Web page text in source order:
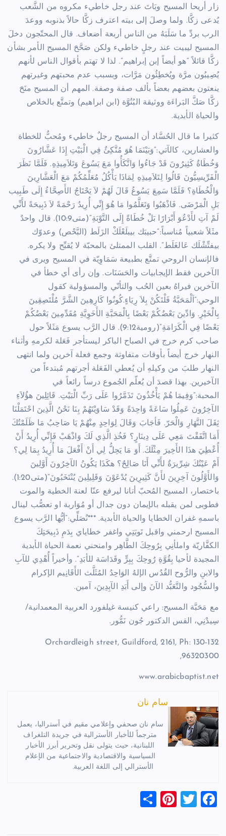
زار أريحا المسيح وبَاتَ عند رجل خاطيء مكروه من الشَّعب
يُدعى زكَّا. ولما وصلَ إلى بيته اعترف زكَّا حالاً بذنوبه ووعدَ
الرب بردِّ ما سَلَبَهُ من الناس أربعة أضعاف. قال المحتّجون دخلَ
المسيح ليبيت عند رجلٍ خاطيء ولكن صَحَّحَ المسيح الأمر بشأن
زكَّا قائلاً “هو أيضاً إبن إبراهيم”. لذا لا تهتم بأقوال الناس لأنهم
يُصِيبُون مرَّة ويُخطِئُون مَرَّات، وبسبب عدم محبتهم وغيرتهم
ينعتون بعضهم بعضاً بألف صفة وصفة. المهم أن المسيح منَحَ
زكَّا صَكَّ البَراءَة ووثيقة البُنُوَّة (ابن ابراهيم) وتمتَّع بالخلاص
والحياة الأبدية.
كثيرا ما قال الحُسَّاد أن المسيح رجلٌ خاطيء ومُحبٌّ للخطاة
والعشارين، كالآتي:”وَبَيْنَمَا هُوَ مُتَّكِئٌ فِي الْبَيْتِ إِذَا عَشَّارُونَ
وَخُطَاةٌ كَثِيرُونَ قَدْ جَاءُوا وَاتَّكَأُوا مَعَ يَسُوعَ وَتَلاَمِيذِهِ. فَلَمَّا نَظَرَ
الْفَرِّيسِيُّونَ قَالُوا لِتَلاَمِيذِهِ لِمَاذَا يَأْكُلُ مُعَلِّمُكُمْ مَعَ الْعَشَّارِينَ
وَالْخُطَاةِ؟ فَلَمَّا سَمِعَ يَسُوعُ قَالَ لَهُمْ لاَ يَحْتَاجُ الأَصِحَّاءُ إِلَى طَبِيب
بَلِ الْمَرْضَى. فَاذْهَبُوا وَتَعَلَّمُوا مَا هُوَ إِنِّي أُرِيدُ رَحْمَةً لاَ ذَبِيحَةً لأَنِّي
لَمْ آتِ لأَدْعُوَ أَبْرَارًا بَلْ خُطَاةً إِلَى التَّوْبَةِ”(متى10:9). قال واحدٌ
مثَلاً شعبياً مُناسباً:”حبيبَك بيبلَعْلَكْ الزَلَط (البَّحْص) وعدوّك
بيفتِّشْلَك عَالغَلَط”. القلب الممتلئ بالمحبّة لا يُقبِّح ولا يكره.
فالإنسان الروحي تمتَّع بطبيعة سَمَاوِيّة في المسيح ويرى في
الآخرين فقط الإيجابيات والحَسَنَات. وإن رأى أي خطأ في
الآخرين فيراهُ بعين الحُب والتأنّي والمسؤولية كقول
الوحي:”اَلْمَحَبَّةُ فَلْتَكُنْ بِلاَ رِيَاءٍ.كُونُوا كَارِهِينَ الشَّرَّ مُلْتَصِقِينَ
بِالْخَيْرِ. وَادِّينَ بَعْضُكُمْ بَعْضًا بِالْمَحَبَّةِ الأَخَوِيَّةِ مُقَدِّمِينَ بَعْضُكُمْ
بَعْضًا فِي الْكَرَامَةِ”(رومية9:12). قال الرَّب يسوع مَثَلاً حول
صاحب كرم خرج في الصباح الباكر ليستأجر فَعَلة لكرمهِ وأثناء
النهار خرج أيضاً بأوقات متفاوتة وجمع فعلة آخرين ولما انتهى
النهار طلبَ من وكيلهِ أن يُعطي الفَعَلة أجرتهم مُبتدءاً من
الآخيرين. بهذا قصدَ أن يُعلّم الجُموع درساً رائعاً في
المحبة:”وَفِيمَا هُمْ يَأْخُذُونَ تَذَمَّرُوا عَلَى رَبِّ الْبَيْتِ. قَائِلِينَ هؤُلاَءِ
الآخِرُونَ عَمِلُوا سَاعَةً وَاحِدَةً وَقَدْ سَاوَيْتَهُمْ بِنَا نَحْنُ الَّذِينَ احْتَمَلْنَا
ثِقَلَ النَّهَارِ وَالْحَرّ. فَأجَابَ وَقَالَ لِوَاحِدٍ مِنْهُمْ يَا صَاحِبُ مَا ظَلَمْتُكَ
أَمَا اتَّفَقْتَ مَعِي عَلَى دِينَارٍ؟ فَخُذِ الَّذِي لَكَ وَاذْهَبْ فَإِنِّي أُرِيدُ أَنْ
أُعْطِيَ هذَا الأَخِيرَ مِثْلَكَ. أَوَ مَا يَحِلُّ لِي أَنْ أَفْعَلَ مَا أُرِيدُ بِمَا لِي؟
أَمْ عَيْنُكَ شِرِّيرَةٌ لأَنِّي أَنَا صَالِحٌ؟ هكَذَا يَكُونُ الآخِرُونَ أَوَّلِينَ
وَالأَوَّلُونَ آخِرِينَ لأَنَّ كَثِيرِينَ يُدْعَوْنَ وَقَلِيلِينَ يُنْتَخَبُونَ”(متى1:20).
باختصار، المسيح المُحبّ أتانا ليرفع عنّا لعنة الخطية والموت
فطوبى لمن يقبله بالإيمان دون جدال أو مُوَاربة او تعصُّب لينال
باسمهِ غفران الخطايا والحياة الأبدية. ***نُصَلِّي:”أيُّها الرَّب يسوع
المسيح ارحمني واقبل تَوبَتِي واغفر خطاياي بِدَمِ ذَبِيحَتِكَ
الكفَّاريّة واملأنِي بِرُوحِكَ الطَّاهِر وامنحني نعمة الحياة الأبدية
المجيدة لأحيا بِقُوَّةِ رُوحِكَ بِبِرٍّ وقَدَاسَة للأبَدِ”. وأخيراً أُهْدِي للآبِ
والابنِ والرُّوح القُدُس الإلهُ الوَاحِدُ المُثَلَّث الأَقَانِيم الإكرام
والسُّجُود والتَّعَبُّد الآنَ وإلى أَبَدِ الآبِدِينَ، آمين.
مع مَحَبَّة المسيح: راعي كنيسة غيلفورد العربية المعمدانية/
سِيدْنِي، القس الدكتور جُون نَمُّور.
‏130-132 Orchardleigh street, Guildford, 2161, Ph:
96320300,
www.arabicbaptist.net
سام نان
سام نان صحفي وإعلامي مقيم في أستراليا، يعمل
مترجماً للأخبار الأسترالية في جريدة التلغراف
اللبنانية، حيث يتولى نقل وتحرير أبرز الأخبار
السياسية والاقتصادية والاجتماعية من الإعلام
الأسترالي إلى اللغة العربية.
F
T
Pi